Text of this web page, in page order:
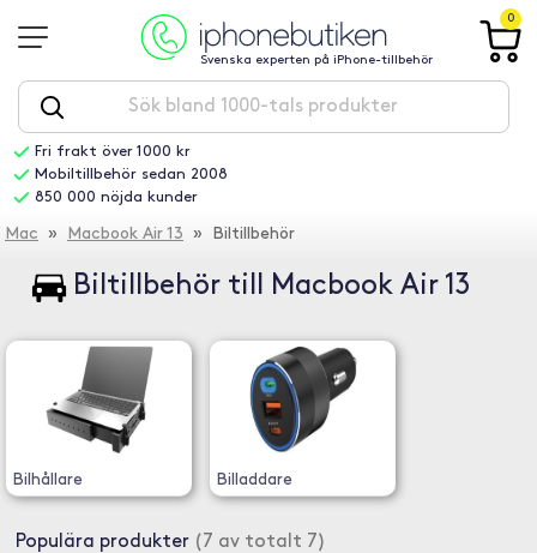
Svenska experten på iPhone-tillbehör
0
Fri frakt över 1000 kr
Mobiltillbehör sedan 2008
850 000 nöjda kunder
Mac » Macbook Air 13 » Biltillbehör
Biltillbehör till Macbook Air 13
Bilhållare Billaddare
Populära produkter (7 av totalt 7)